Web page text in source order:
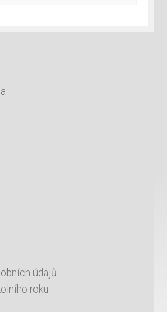
údajů
roku